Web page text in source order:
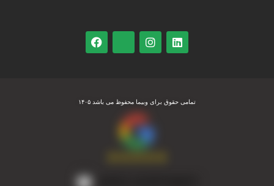
تمامی حقوق برای وبیما محفوظ می باشد ۱۴۰۵